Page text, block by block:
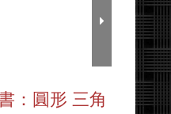
：圓形 三角